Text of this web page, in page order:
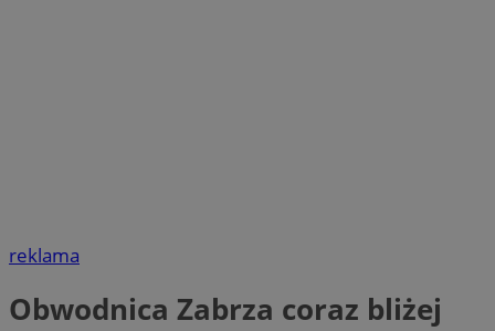
reklama
Obwodnica Zabrza coraz bliżej